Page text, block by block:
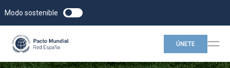
Modo sostenible
ÚNETE